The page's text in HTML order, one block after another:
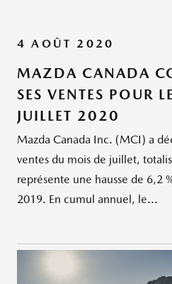
4 AOÛT 2020
MAZDA CANADA
SES VENTES POUR
JUILLET 2020
Mazda Canada Inc. (MCI) a
ventes du mois de juillet,
représente une hausse de 6,2
2019. En cumul annuel, le...